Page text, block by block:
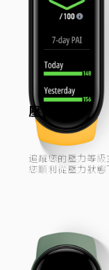
壓力監測
追蹤您的壓力等
您順利從壓力狀態